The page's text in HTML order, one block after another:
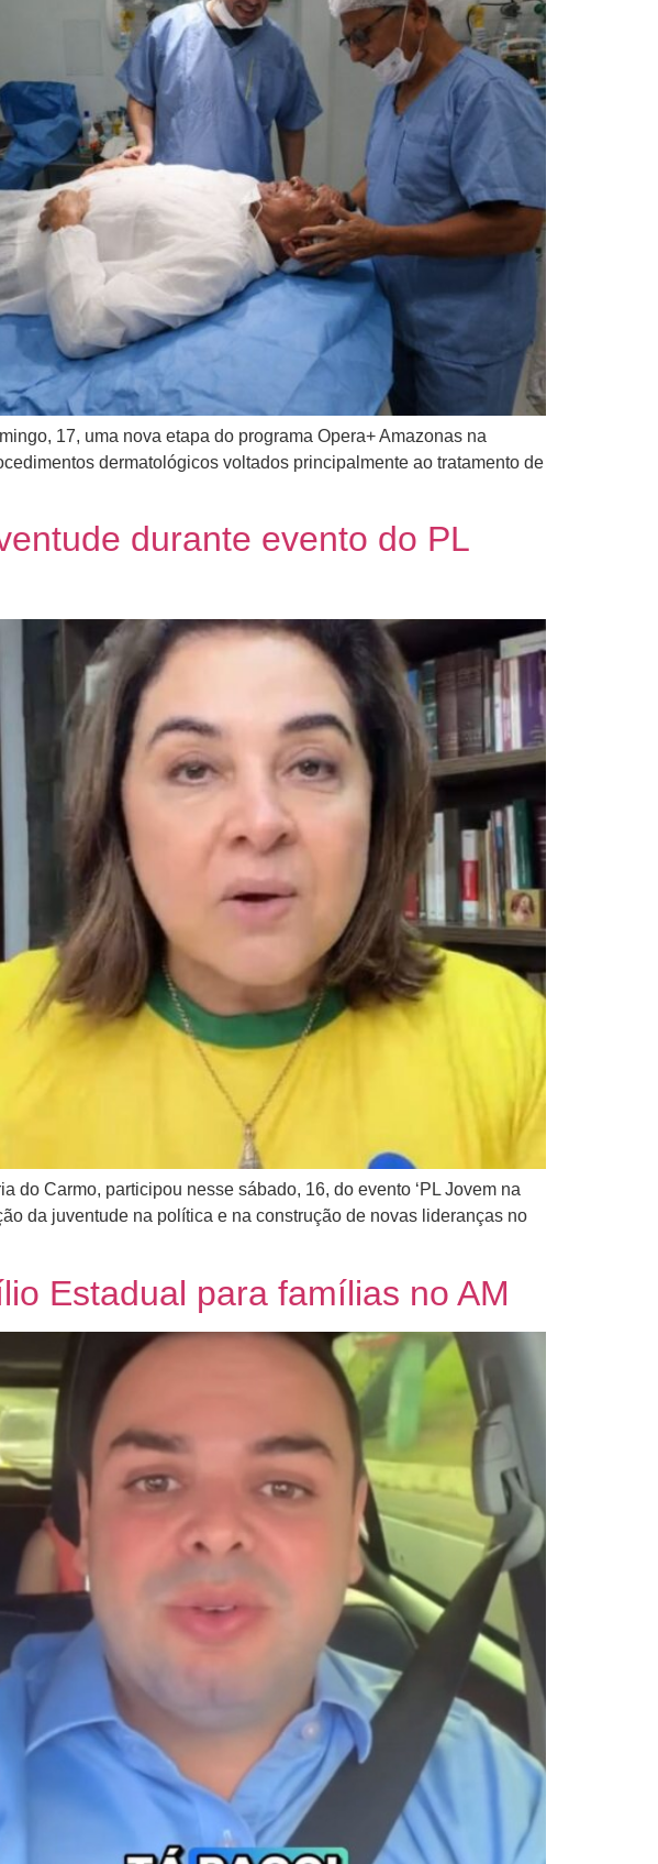
17, uma nova etapa do programa Opera+ Amazonas na
dermatológicos voltados principalmente ao tratamento de
durante evento do PL
Carmo, participou nesse sábado, 16, do evento ‘PL Jovem na
da juventude na política e na construção de novas lideranças no
Estadual para famílias no AM